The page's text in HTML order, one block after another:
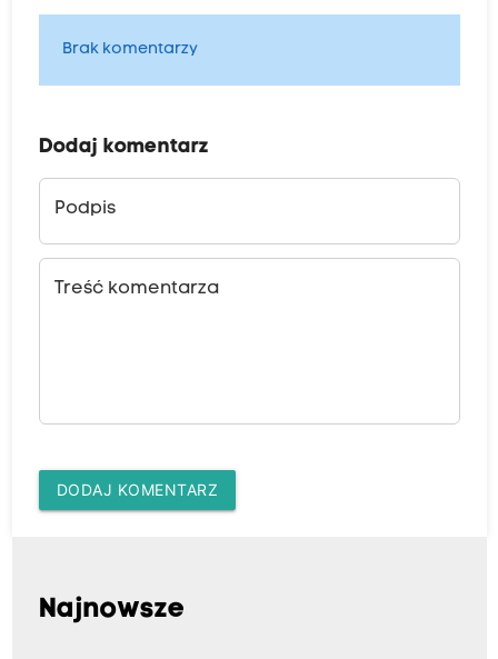
Brak komentarzy
Dodaj komentarz
Podpis
Treść komentarza
DODAJ KOMENTARZ
Najnowsze